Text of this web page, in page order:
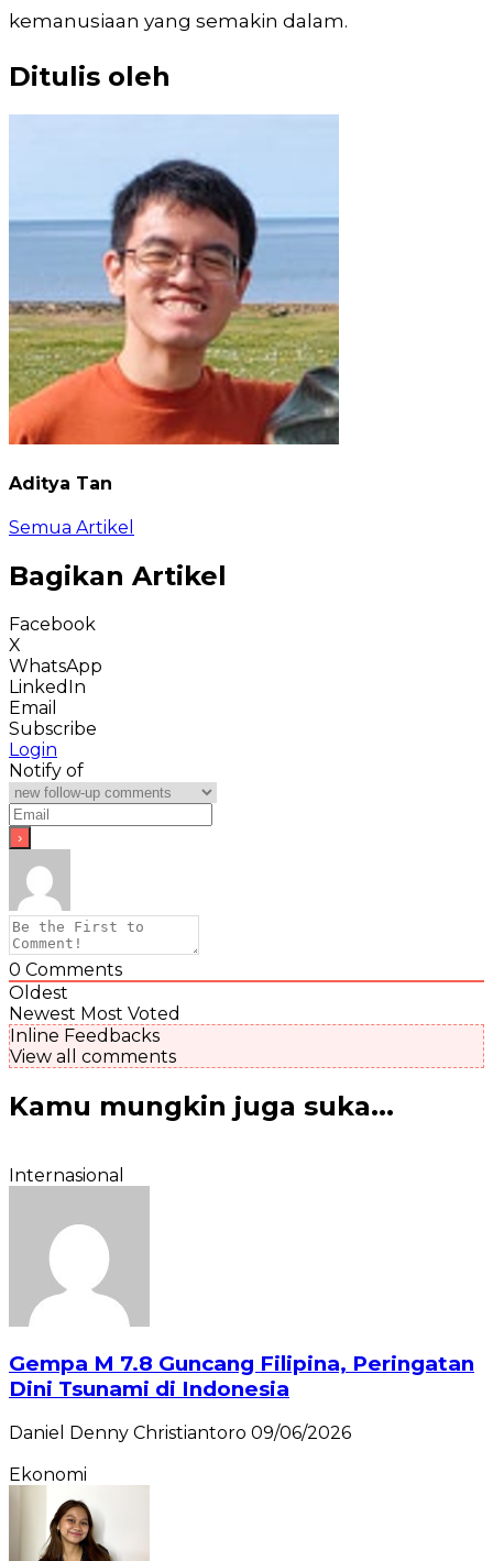
kemanusiaan yang semakin dalam.
Ditulis oleh
Aditya Tan
Semua Artikel
Bagikan Artikel
Facebook
X
WhatsApp
LinkedIn
Email
Subscribe
Login
Notify of
0 Comments
Oldest
Newest Most Voted
Inline Feedbacks
View all comments
Kamu mungkin juga suka...
Internasional
Gempa M 7.8 Guncang Filipina, Peringatan
Dini Tsunami di Indonesia
Daniel Denny Christiantoro 09/06/2026
Ekonomi